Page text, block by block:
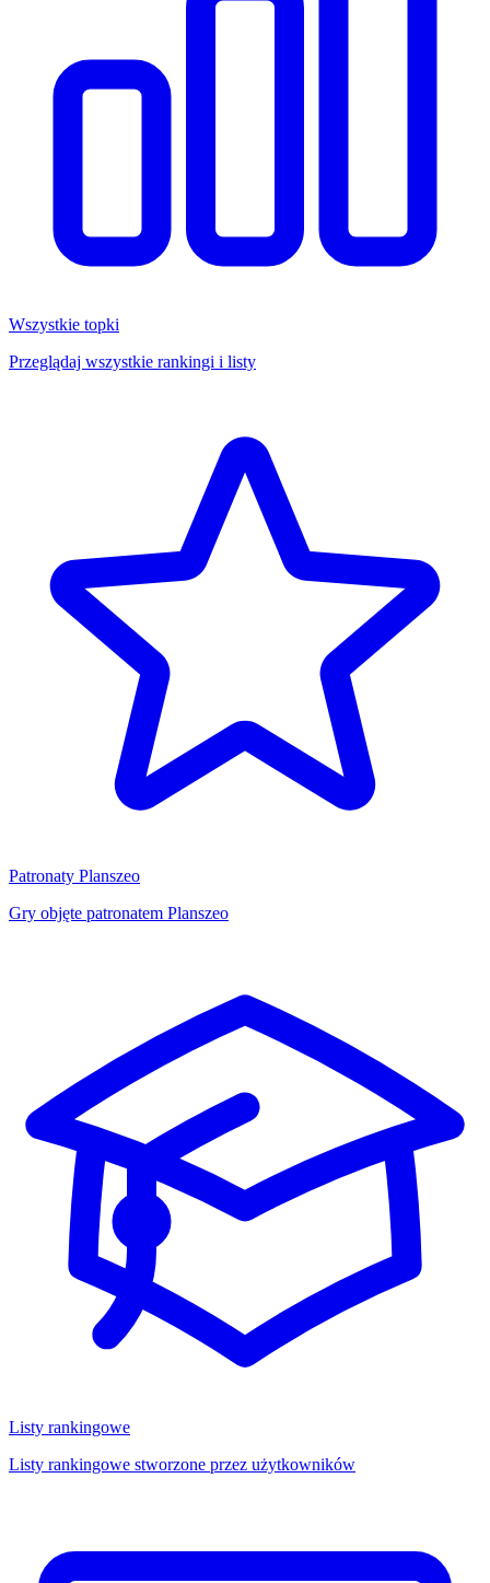
Wszystkie topki
Przeglądaj wszystkie rankingi i listy
Patronaty Planszeo
Gry objęte patronatem Planszeo
Listy rankingowe
Listy rankingowe stworzone przez użytkowników